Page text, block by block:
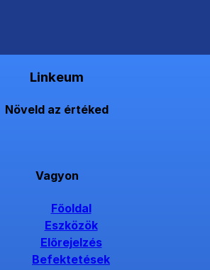
Linkeum
Növeld az értéked
Vagyon
Főoldal
Eszközök
Előrejelzés
Befektetések